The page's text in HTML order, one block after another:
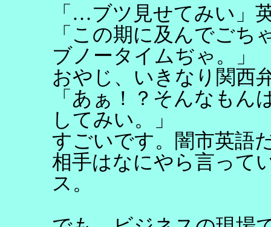
「…ブツ見せてみい」
「この期に及んでごち
ブノータイムぢゃ。」
おやじ、いきなり関西
「あぁ！？そんなもん
してみい。」
すごいです。闇市英語
相手はなにやら言って
ス。